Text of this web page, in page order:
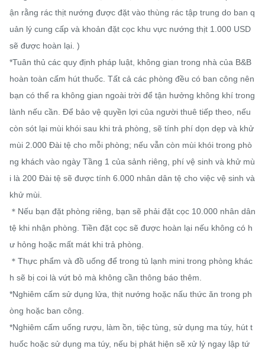
ận rằng rác thịt nướng được đặt vào thùng rác tập trung do ban q
uản lý cung cấp và khoản đặt cọc khu vực nướng thịt 1.000 USD
sẽ được hoàn lại. )
*Tuân thủ các quy định pháp luật, không gian trong nhà của B&B
hoàn toàn cấm hút thuốc. Tất cả các phòng đều có ban công nên
bạn có thể ra không gian ngoài trời để tận hưởng không khí trong
lành nếu cần. Để bảo vệ quyền lợi của người thuê tiếp theo, nếu
còn sót lại mùi khói sau khi trả phòng, sẽ tính phí dọn dẹp và khử
mùi 2.000 Đài tệ cho mỗi phòng; nếu vẫn còn mùi khói trong phò
ng khách vào ngày Tầng 1 của sảnh riêng, phí vệ sinh và khử mù
i là 200 Đài tệ sẽ được tính 6.000 nhân dân tệ cho việc vệ sinh và
khử mùi.
＊Nếu bạn đặt phòng riêng, bạn sẽ phải đặt cọc 10.000 nhân dân
tệ khi nhận phòng. Tiền đặt cọc sẽ được hoàn lại nếu không có h
ư hỏng hoặc mất mát khi trả phòng.
＊Thực phẩm và đồ uống để trong tủ lạnh mini trong phòng khác
h sẽ bị coi là vứt bỏ mà không cần thông báo thêm.
*Nghiêm cấm sử dụng lửa, thịt nướng hoặc nấu thức ăn trong ph
òng hoặc ban công.
*Nghiêm cấm uống rượu, làm ồn, tiệc tùng, sử dụng ma túy, hút t
huốc hoặc sử dụng ma túy, nếu bị phát hiện sẽ xử lý ngay lập tứ